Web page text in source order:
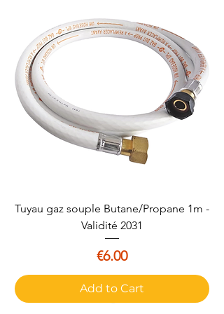
Tuyau gaz souple Butane/Propane 1m -
Validité 2031
Price
€6.00
Add to Cart